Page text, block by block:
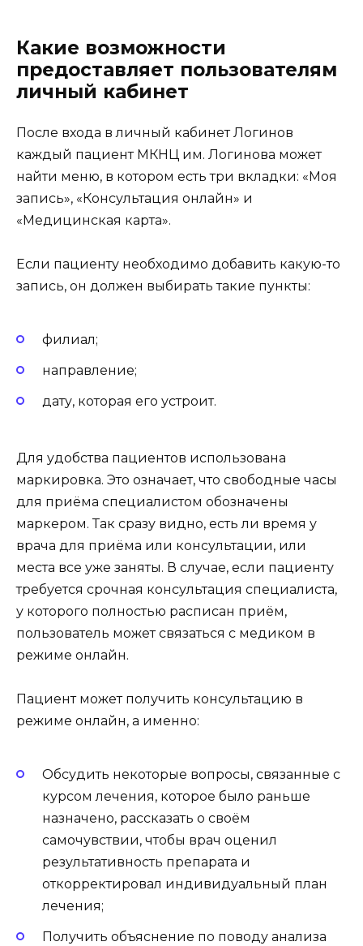
Какие возможности
предоставляет пользователям
личный кабинет
После входа в личный кабинет Логинов
каждый пациент МКНЦ им. Логинова может
найти меню, в котором есть три вкладки: «Моя
запись», «Консультация онлайн» и
«Медицинская карта».
Если пациенту необходимо добавить какую-то
запись, он должен выбирать такие пункты:
филиал;
направление;
дату, которая его устроит.
Для удобства пациентов использована
маркировка. Это означает, что свободные часы
для приёма специалистом обозначены
маркером. Так сразу видно, есть ли время у
врача для приёма или консультации, или
места все уже заняты. В случае, если пациенту
требуется срочная консультация специалиста,
у которого полностью расписан приём,
пользователь может связаться с медиком в
режиме онлайн.
Пациент может получить консультацию в
режиме онлайн, а именно:
Обсудить некоторые вопросы, связанные с
курсом лечения, которое было раньше
назначено, рассказать о своём
самочувствии, чтобы врач оценил
результативность препарата и
откорректировал индивидуальный план
лечения;
Получить объяснение по поводу анализа